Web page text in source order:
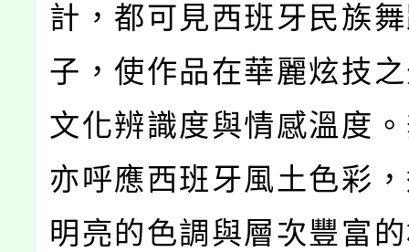
計，都可見西班牙民族
子，使作品在華麗炫技
文化辨識度與情感溫度
亦呼應西班牙風土色彩
明亮的色調與層次豐富